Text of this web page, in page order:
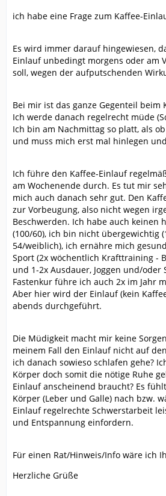
ich habe eine Frage zum Kaffee-
Es wird immer darauf hingewiesen,
Einlauf unbedingt morgens oder am
soll, wegen der aufputschenden
Bei mir ist das ganze Gegenteil beim
Ich werde danach regelrecht müde
Ich bin am Nachmittag so platt, als
und muss mich erst mal hinlegen
Ich führe den Kaffee-Einlauf
am Wochenende durch. Es tut mir
mich auch danach sehr gut. Den
zur Vorbeugung, also nicht wegen
Beschwerden. Ich habe auch keinen
(100/60), ich bin nicht übergewichtig
54/weiblich), ich ernähre mich
Sport (2x wöchentlich Krafttraining -
und 1-2x Ausdauer, Joggen und/oder
Fastenkur führe ich auch 2x im Jahr
Aber hier wird der Einlauf (kein
abends durchgeführt.
Die Müdigkeit macht mir keine
meinem Fall den Einlauf nicht auf
ich danach sowieso schlafen gehe?
Körper doch somit die nötige Ruhe
Einlauf anscheinend braucht? Es
Körper (Leber und Galle) nach bzw.
Einlauf regelrechte Schwerstarbeit
und Entspannung einfordern.
Für einen Rat/Hinweis/Info wäre ich
Herzliche Grüße